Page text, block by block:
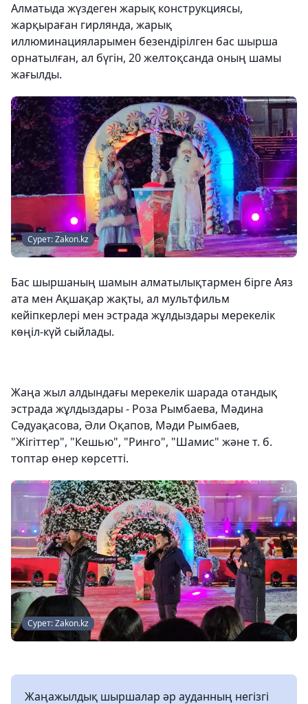
Алматыда жүздеген жарық конструкциясы,
жарқыраған гирлянда, жарық
иллюминацияларымен безендірілген бас шырша
орнатылған, ал бүгін, 20 желтоқсанда оның шамы
жағылды.
Сурет: Zakon.kz
Бас шыршаның шамын алматылықтармен бірге Аяз
ата мен Ақшақар жақты, ал мультфильм
кейіпкерлері мен эстрада жұлдыздары мерекелік
көңіл-күй сыйлады.
Жаңа жыл алдындағы мерекелік шарада отандық
эстрада жұлдыздары - Роза Рымбаева, Мәдина
Сәдуақасова, Әли Оқапов, Мәди Рымбаев,
"Жігіттер", "Кешью", "Ринго", "Шамис" және т. б.
топтар өнер көрсетті.
Сурет: Zakon.kz
Жаңажылдық шыршалар әр ауданның негізгі